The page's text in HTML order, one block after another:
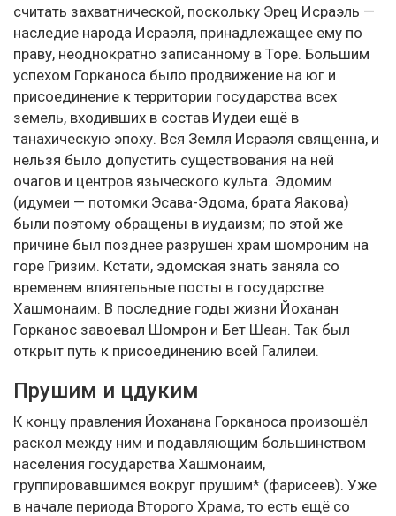
считать захватнической, поскольку Эрец Исраэль —
наследие народа Исраэля, принадлежащее ему по
праву, неоднократно записанному в Торе. Большим
успехом Горканоса было продвижение на юг и
присоединение к территории государства всех
земель, входивших в состав Иудеи ещё в
танахическую эпоху. Вся Земля Исраэля священна, и
нельзя было допустить существования на ней
очагов и центров языческого культа. Эдомим
(идумеи — потомки Эсава-Эдома, брата Яакова)
были поэтому обращены в иудаизм; по этой же
причине был позднее разрушен храм шомроним на
горе Гризим. Кстати, эдомская знать заняла со
временем влиятельные посты в государстве
Хашмонаим. В последние годы жизни Йоханан
Горканос завоевал Шомрон и Бет Шеан. Так был
открыт путь к присоединению всей Галилеи.
Прушим и цдуким
К концу правления Йоханана Горканоса произошёл
раскол между ним и подавляющим большинством
населения государства Хашмонаим,
группировавшимся вокруг прушим* (фарисеев). Уже
в начале периода Второго Храма, то есть ещё со